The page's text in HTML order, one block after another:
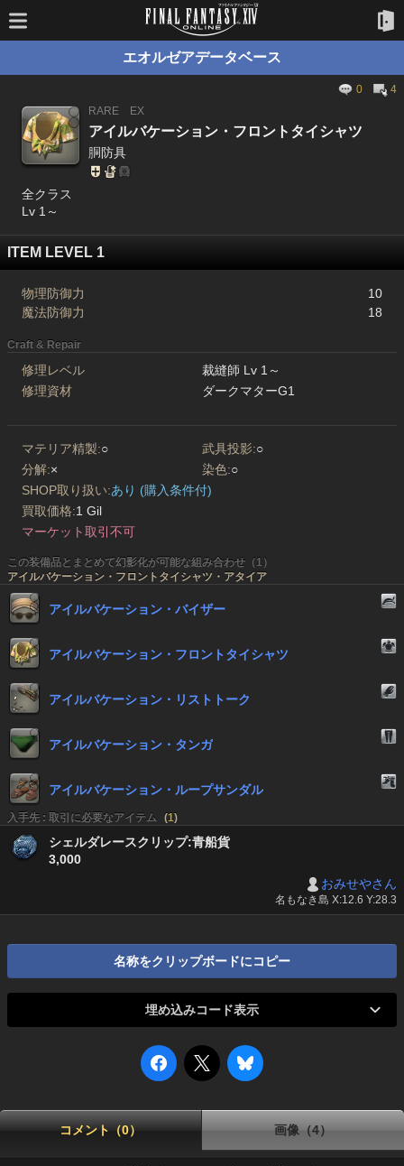
エオルゼアデータベース
0
4
RARE
EX
アイルバケーション・フロントタイシャツ
胴防具
全クラス
Lv 1～
ITEM LEVEL 1
物理防御力
10
魔法防御力
18
Craft & Repair
修理レベル
裁縫師 Lv 1～
修理資材
ダークマターG1
マテリア精製:○ 武具投影:○
分解:× 染色:○
SHOP取り扱い:あり (購入条件付)
買取価格:1 Gil
マーケット取引不可
この装備品とまとめて幻影化が可能な組み合わせ（1）
アイルバケーション・フロントタイシャツ・アタイア
アイルバケーション・バイザー
アイルバケーション・フロントタイシャツ
アイルバケーション・リストトーク
アイルバケーション・タンガ
アイルバケーション・ループサンダル
入手先 : 取引に必要なアイテム (1)
シェルダレースクリップ:青船貨
3,000
おみせやさん
名もなき島 X:12.6 Y:28.3
名称をクリップボードにコピー
埋め込みコード表示
コメント（0） 画像（4）